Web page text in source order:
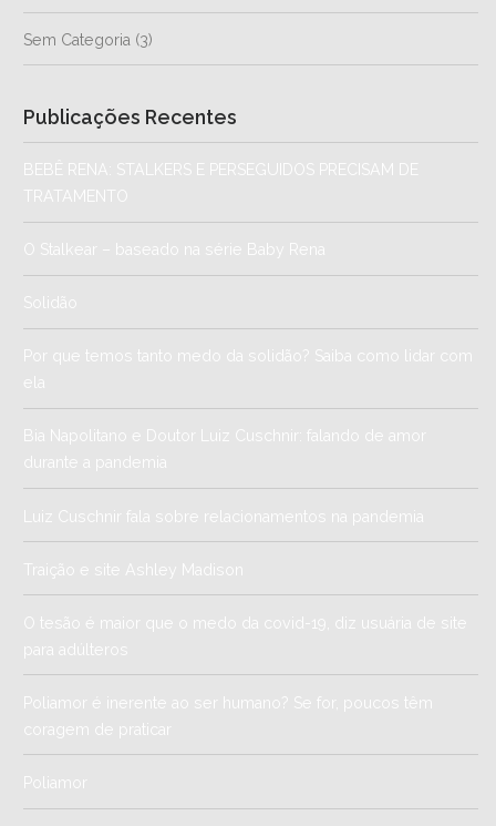
Sem Categoria (3)
Publicações Recentes
BEBÊ RENA: STALKERS E PERSEGUIDOS PRECISAM DE
TRATAMENTO
O Stalkear – baseado na série Baby Rena
Solidão
Por que temos tanto medo da solidão? Saiba como lidar com
ela
Bia Napolitano e Doutor Luiz Cuschnir: falando de amor
durante a pandemia
Luiz Cuschnir fala sobre relacionamentos na pandemia
Traição e site Ashley Madison
O tesão é maior que o medo da covid-19, diz usuária de site
para adúlteros
Poliamor é inerente ao ser humano? Se for, poucos têm
coragem de praticar
Poliamor